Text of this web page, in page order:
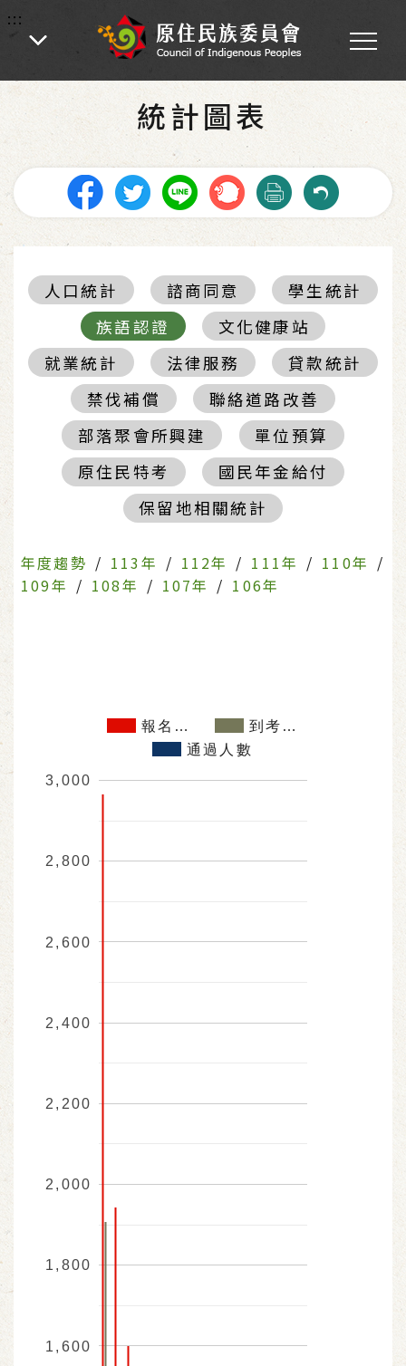
:::
:::
首頁 統計圖表
統計圖表
人口統計 諮商同意
學生統計
族語認證
文化健康站
就業統計
法律服務
貸款統計
禁伐補償
聯絡道路改善
部落聚會所興建
單位預算
原住民特考
國民年金給付
保留地相關統計
年度趨勢 / 113年 / 112年 / 111年 / 110年 /
109年 / 108年 / 107年 / 106年
報名…
到考…
通過人數
1,600
1,800
2,000
2,200
2,400
2,600
2,800
3,000